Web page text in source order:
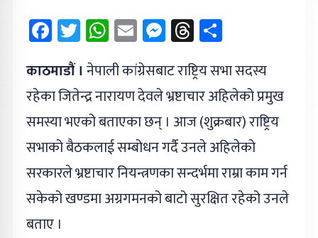
Facebook
Twitter
WhatsApp
EmailMessenger
Threads
काठमाडौं । नेपाली कांग्रेसबाट राष्ट्रिय सभा सदस्य
रहेका जितेन्द्र नारायण देवले भ्रष्टाचार अहिलेको प्रमुख
समस्या भएको बताएका छन् । आज (शुक्रबार) राष्ट्रिय
सभाको बैठकलाई सम्बोधन गर्दै उनले अहिलेको
सरकारले भ्रष्टाचार नियन्त्रणका सन्दर्भमा राम्रा काम गर्न
सकेको खण्डमा अग्रगमनको बाटो सुरक्षित रहेको उनले
बताए ।